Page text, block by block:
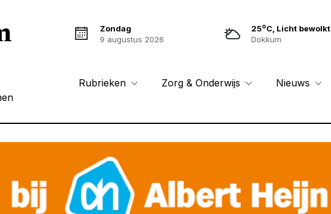
Zondag
9 augustus 2026
25oC, Licht bewolkt
Dokkum
Rubrieken Zorg & Onderwijs Nieuws